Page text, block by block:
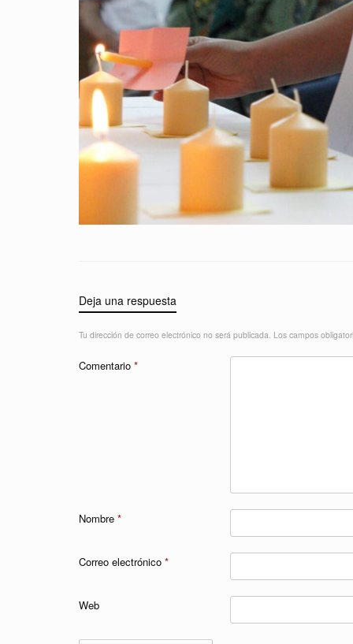
Deja una respuesta
Tu dirección de correo electrónico no será publicada. Los campos
Comentario *
Nombre *
Correo electrónico *
Web